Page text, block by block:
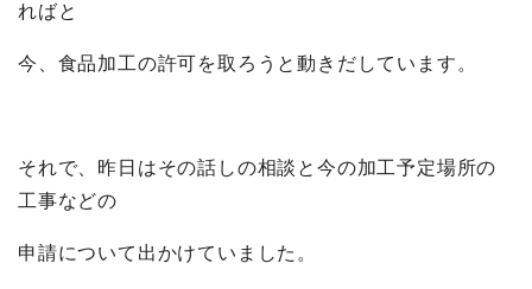
ればと
今、食品加工の許可を取ろうと動きだしています。
それで、昨日はその話しの相談と今の加工予定場所の
工事などの
申請について出かけていました。